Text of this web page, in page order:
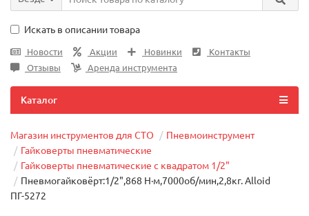
Искать в описании товара
Новости Акции Новинки
Контакты
Отзывы
Аренда инструмента
Каталог
Магазин инструментов для СТО
Пневмоинструмент
Гайковерты пневматические
Гайковерты пневматические с квадратом 1/2"
Пневмогайковёрт:1/2",868 Н·м,7000об/мин,2,8кг. Alloid
ПГ-5272